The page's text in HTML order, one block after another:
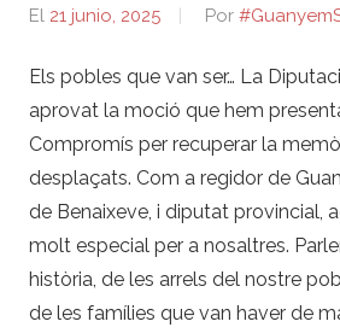
El 21 junio, 2025 Por
Els pobles que van ser… La
aprovat la moció que hem
Compromís per recuperar la
desplaçats. Com a regidor de
de Benaixeve, i diputat provincial,
molt especial per a nosaltres.
història, de les arrels del nostre
de les famílies que van haver de